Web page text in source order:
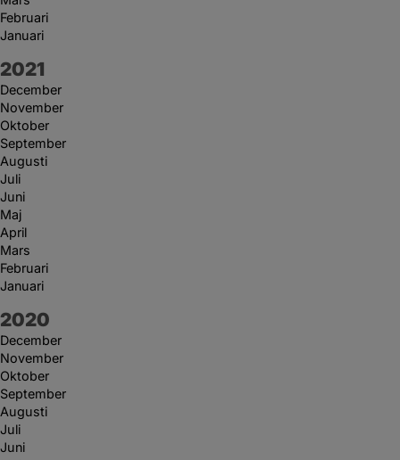
Februari
Januari
År:
2021
December
November
Oktober
September
Augusti
Juli
Juni
Maj
April
Mars
Februari
Januari
År:
2020
December
November
Oktober
September
Augusti
Juli
Juni